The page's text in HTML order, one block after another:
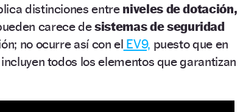
distinciones entre niveles de dotación,
carece desistemas de seguridad
no ocurre así con el EV9, puesto que en
todos los elementos que garantizan